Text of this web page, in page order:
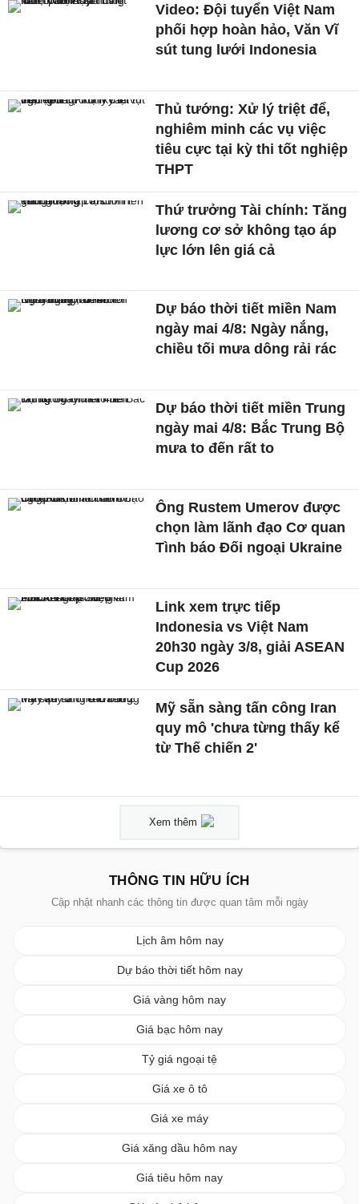
Video: Đội tuyển Việt Nam
phối hợp hoàn hảo, Văn Vĩ
sút tung lưới Indonesia
Thủ tướng: Xử lý triệt để,
nghiêm minh các vụ việc
tiêu cực tại kỳ thi tốt nghiệp
THPT
Thứ trưởng Tài chính: Tăng
lương cơ sở không tạo áp
lực lớn lên giá cả
Dự báo thời tiết miền Nam
ngày mai 4/8: Ngày nắng,
chiều tối mưa dông rải rác
Dự báo thời tiết miền Trung
ngày mai 4/8: Bắc Trung Bộ
mưa to đến rất to
Ông Rustem Umerov được
chọn làm lãnh đạo Cơ quan
Tình báo Đối ngoại Ukraine
Link xem trực tiếp
Indonesia vs Việt Nam
20h30 ngày 3/8, giải ASEAN
Cup 2026
Mỹ sẵn sàng tấn công Iran
quy mô 'chưa từng thấy kể
từ Thế chiến 2'
Xem thêm
THÔNG TIN HỮU ÍCH
Cập nhật nhanh các thông tin được quan tâm mỗi ngày
Lịch âm hôm nay
Dự báo thời tiết hôm nay
Giá vàng hôm nay
Giá bạc hôm nay
Tỷ giá ngoại tệ
Giá xe ô tô
Giá xe máy
Giá xăng dầu hôm nay
Giá tiêu hôm nay